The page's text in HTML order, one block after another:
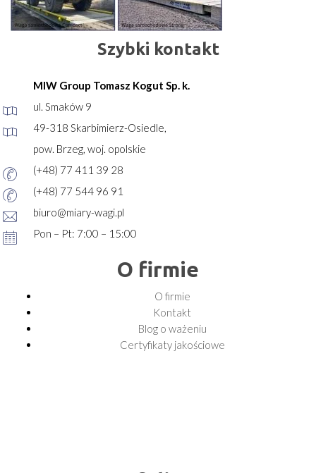
Szybki kontakt
MIW Group Tomasz Kogut Sp. k.
ul. Smaków 9
49-318 Skarbimierz-Osiedle,
pow. Brzeg, woj. opolskie
(+48) 77 411 39 28
(+48) 77 544 96 91
biuro@miary-wagi.pl
Pon – Pt: 7:00 – 15:00
O firmie
O firmie
Kontakt
Blog o ważeniu
Certyfikaty jakościowe